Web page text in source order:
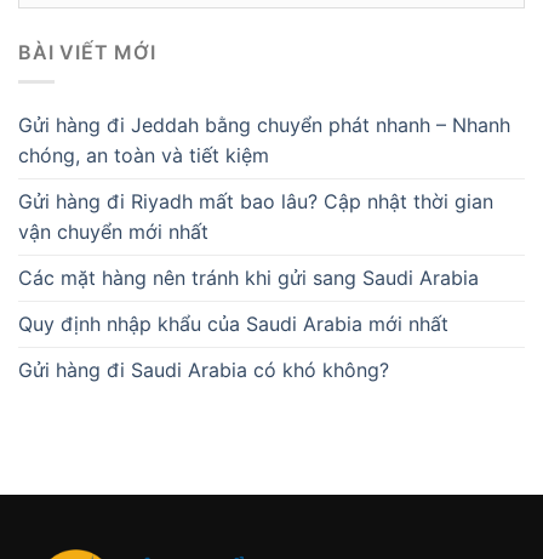
BÀI VIẾT MỚI
Gửi hàng đi Jeddah bằng chuyển phát nhanh – Nhanh
chóng, an toàn và tiết kiệm
Gửi hàng đi Riyadh mất bao lâu? Cập nhật thời gian
vận chuyển mới nhất
Các mặt hàng nên tránh khi gửi sang Saudi Arabia
Quy định nhập khẩu của Saudi Arabia mới nhất
Gửi hàng đi Saudi Arabia có khó không?